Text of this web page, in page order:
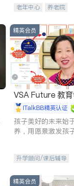
老年中心 养老院
精英会员
VSA Future 教
iTalkBB精英认证
孩子美好的未来始
养，用愿景激发孩
升学顾问/课后辅导
精英会员